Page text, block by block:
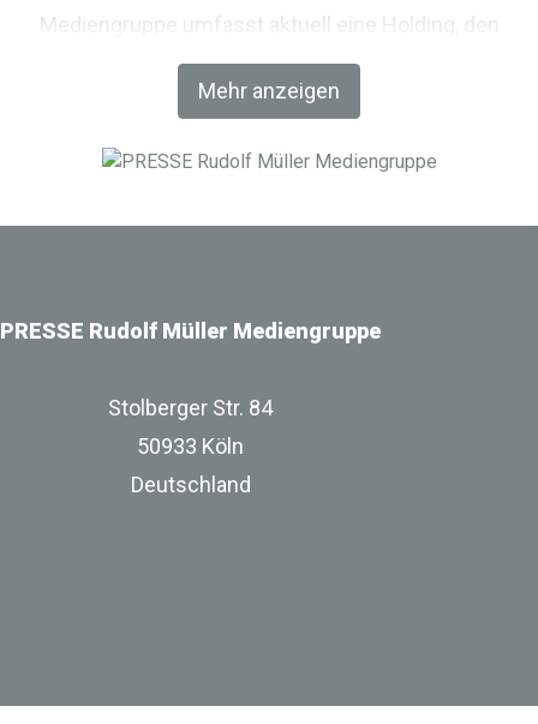
Mehr anzeigen
Mediengruppe umfasst aktuell eine Holding, den
Fachverlag RM Rudolf Müller Medien und mit der BIM
World MUNICH eine Netzwerkplattform für Akteure der
PRESSE Rudolf Müller Mediengruppe
Stolberger Str. 84
50933 Köln
Deutschland